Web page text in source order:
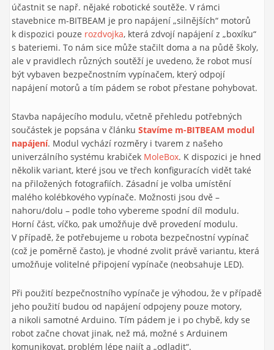
účastnit se např. nějaké robotické soutěže. V rámci
stavebnice m-BITBEAM je pro napájení „silnějších“ motorů
k dispozici pouze rozdvojka, která zdvojí napájení z „boxíku“
s bateriemi. To nám sice může stačilt doma a na půdě školy,
ale v pravidlech různých soutěží je uvedeno, že robot musí
být vybaven bezpečnostním vypínačem, který odpojí
napájení motorů a tím pádem se robot přestane pohybovat.
Stavba napájecího modulu, včetně přehledu potřebných
součástek je popsána v článku Stavíme m-BITBEAM modul
napájení. Modul vychází rozměry i tvarem z našeho
univerzálního systému krabiček MoleBox. K dispozici je hned
několik variant, které jsou ve třech konfiguracích vidět také
na přiložených fotografiích. Zásadní je volba umístění
malého kolébkového vypínače. Možnosti jsou dvě –
nahoru/dolu – podle toho vybereme spodní díl modulu.
Horní část, víčko, pak umožňuje dvě provedení modulu.
V případě, že potřebujeme u robota bezpečnostní vypínač
(což je poměrně často), je vhodné zvolit právě variantu, která
umožňuje volitelné připojení vypínače (neobsahuje LED).
Při použití bezpečnostního vypínače je výhodou, že v případě
jeho použití budou od napájení odpojeny pouze motory,
a nikoli samotné Arduino. Tím pádem je i po chybě, kdy se
robot začne chovat jinak, než má, možné s Arduinem
komunikovat, problém lépe najít a „odladit“.